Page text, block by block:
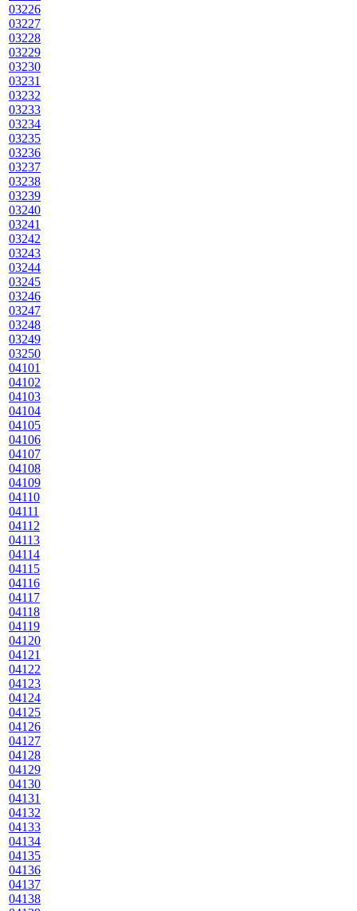
03226
03227
03228
03229
03230
03231
03232
03233
03234
03235
03236
03237
03238
03239
03240
03241
03242
03243
03244
03245
03246
03247
03248
03249
03250
04101
04102
04103
04104
04105
04106
04107
04108
04109
04110
04111
04112
04113
04114
04115
04116
04117
04118
04119
04120
04121
04122
04123
04124
04125
04126
04127
04128
04129
04130
04131
04132
04133
04134
04135
04136
04137
04138